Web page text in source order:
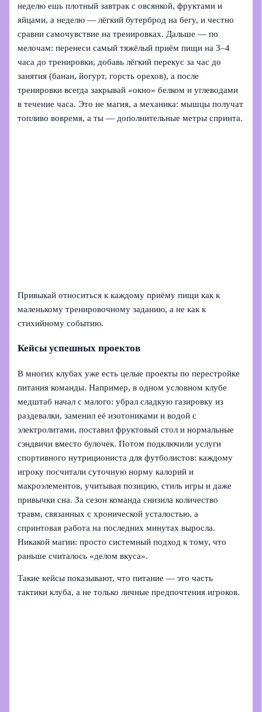
неделю ешь плотный завтрак с овсянкой, фруктами и
яйцами, а неделю — лёгкий бутерброд на бегу, и честно
сравни самочувствие на тренировках. Дальше — по
мелочам: перенеси самый тяжёлый приём пищи на 3–4
часа до тренировки, добавь лёгкий перекус за час до
занятия (банан, йогурт, горсть орехов), а после
тренировки всегда закрывай «окно» белком и углеводами
в течение часа. Это не магия, а механика: мышцы получат
топливо вовремя, а ты — дополнительные метры спринта.
Привыкай относиться к каждому приёму пищи как к
маленькому тренировочному заданию, а не как к
стихийному событию.
Кейсы успешных проектов
В многих клубах уже есть целые проекты по перестройке
питания команды. Например, в одном условном клубе
медштаб начал с малого: убрал сладкую газировку из
раздевалки, заменил её изотониками и водой с
электролитами, поставил фруктовый стол и нормальные
сэндвичи вместо булочек. Потом подключили услуги
спортивного нутрициониста для футболистов: каждому
игроку посчитали суточную норму калорий и
макроэлементов, учитывая позицию, стиль игры и даже
привычки сна. За сезон команда снизила количество
травм, связанных с хронической усталостью, а
спринтовая работа на последних минутах выросла.
Никакой магии: просто системный подход к тому, что
раньше считалось «делом вкуса».
Такие кейсы показывают, что питание — это часть
тактики клуба, а не только личные предпочтения игроков.